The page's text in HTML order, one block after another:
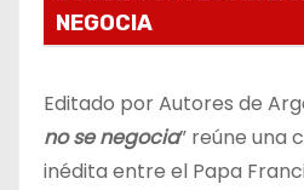
NEGOCIA
Editado por Autores de
no se negocia” reúne una
inédita entre el Papa